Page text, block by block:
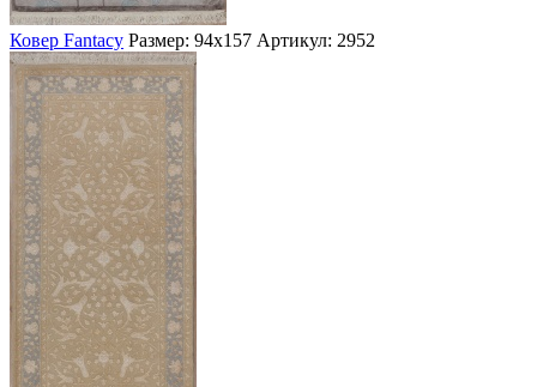
Ковер Fantacy Размер: 94х157 Артикул: 2952